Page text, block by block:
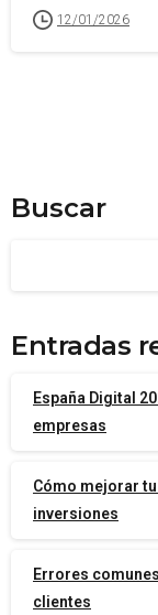
12/01/2026
Buscar
Entradas
España Digital
empresas
Cómo mejorar
inversiones
Errores
clientes